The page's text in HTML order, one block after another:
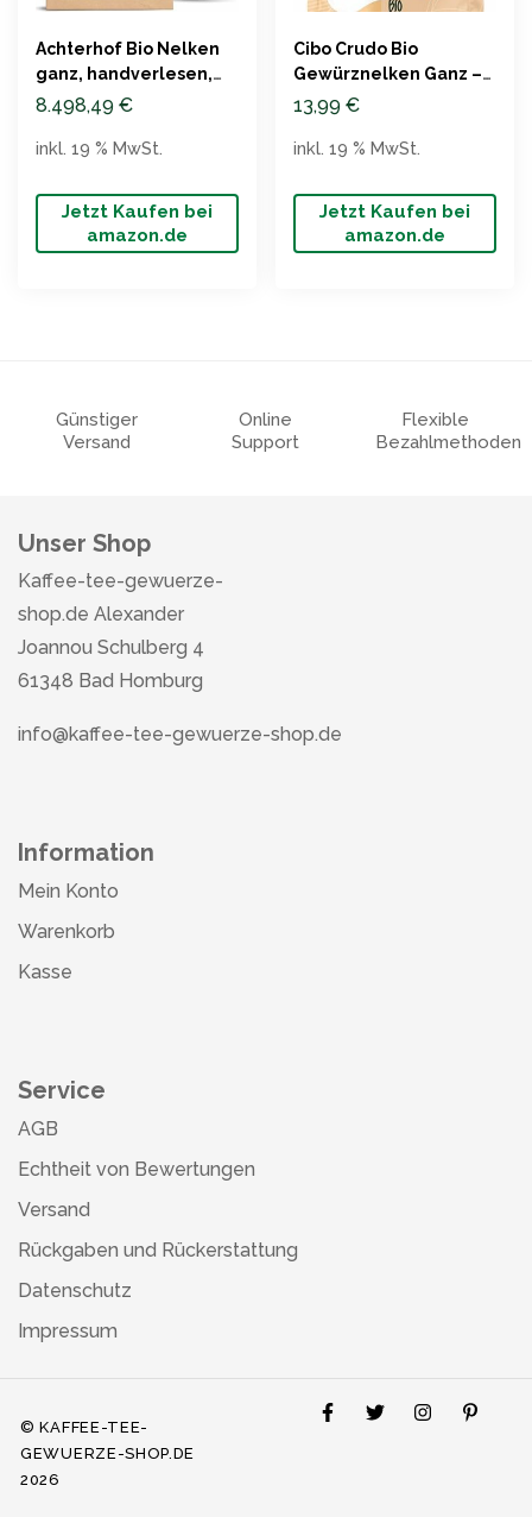
Achterhof Bio Nelken
ganz, handverlesen,
250g
8.498,49 €
Jetzt Kaufen bei
amazon.de
inkl. 19 % MwSt.
Cibo Crudo Bio
Gewürznelken Ganz –
200g
13,99 €
Jetzt Kaufen bei
amazon.de
inkl. 19 % MwSt.
Günstiger
Versand
Online
Support
Flexible
Bezahlmethoden
Unser Shop
Kaffee-tee-gewuerze-
shop.de Alexander
Joannou Schulberg 4
61348 Bad Homburg
info@kaffee-tee-gewuerze-shop.de
Information
Mein Konto
Warenkorb
Kasse
Service
AGB
Echtheit von Bewertungen
Versand
Rückgaben und Rückerstattung
Datenschutz
Impressum
© KAFFEE-TEE-
GEWUERZE-SHOP.DE
2026